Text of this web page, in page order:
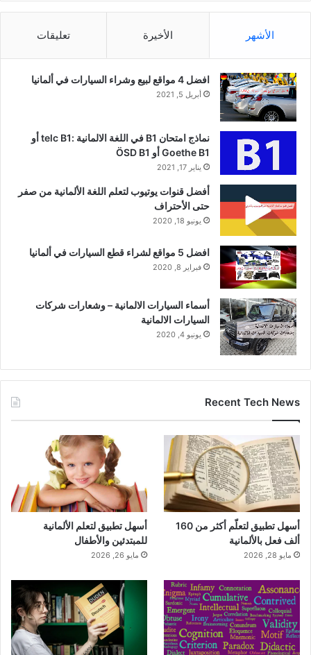
الأشهر الأخيرة تعليقات
افضل 4 مواقع لبيع وشراء السيارات في ألمانيا
أبريل 5, 2021
نماذج امتحان B1 في اللغة الالمانية :telc B1 أو
Goethe B1 أو ÖSD B1
يناير 17, 2021
أفضل قنوات يوتيوب لتعلم اللغة الألمانية من صفر
حتى الأحتراف
يونيو 18, 2020
افضل 5 مواقع لشراء قطع السيارات في ألمانيا
فبراير 8, 2020
أسماء السيارات الالمانية – وشعارات شركات
السيارات الالمانية
يونيو 4, 2020
Recent Tech News
أسهل تطبيق لتعلّم أكثر من 160
ألف فعل بالألمانية
مايو 28, 2026
أسهل تطبيق لتعلم الألمانية
للمبتدئين والأطفال
مايو 26, 2026